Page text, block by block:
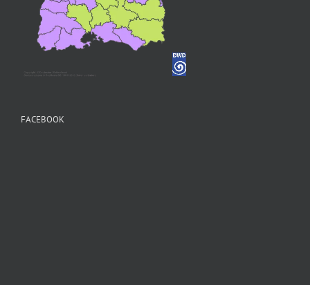
FACEBOOK